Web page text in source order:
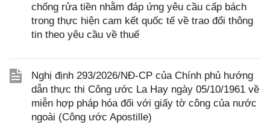
chống rửa tiền nhằm đáp ứng yêu cầu cấp bách
trong thực hiện cam kết quốc tế về trao đổi thông
tin theo yêu cầu về thuế
Nghị định 293/2026/NĐ-CP của Chính phủ hướng
dẫn thực thi Công ước La Hay ngày 05/10/1961 về
miễn hợp pháp hóa đối với giấy tờ công của nước
ngoài (Công ước Apostille)